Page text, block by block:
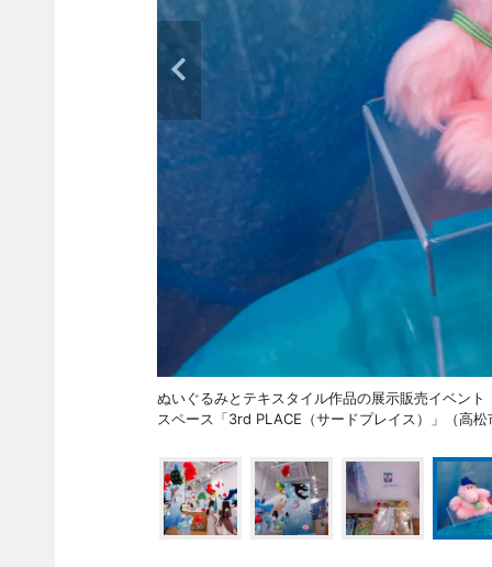
ぬいぐるみとテキスタイル作品の展示販売イベン
スペース「3rd PLACE（サードプレイス）」（高